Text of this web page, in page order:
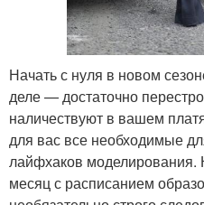
Начать с нуля в новом
деле — достаточно
наличествуют в вашем
для вас все необходимые
лайфхаков
месяц с расписанием